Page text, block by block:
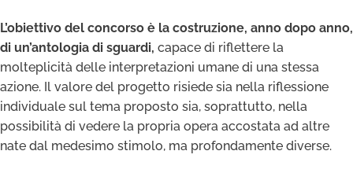
L’obiettivo del concorso è la costruzione, anno dopo anno,
di un’antologia di sguardi, capace di riflettere la
molteplicità delle interpretazioni umane di una stessa
azione. Il valore del progetto risiede sia nella riflessione
individuale sul tema proposto sia, soprattutto, nella
possibilità di vedere la propria opera accostata ad altre
nate dal medesimo stimolo, ma profondamente diverse.